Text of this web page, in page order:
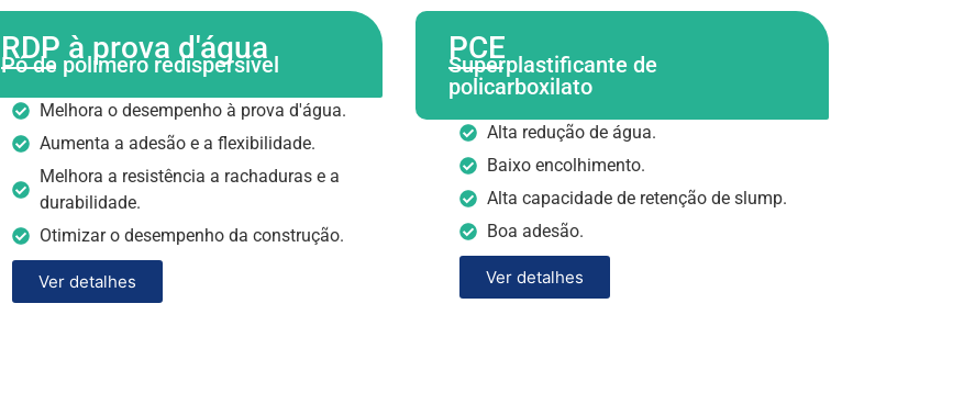
RDP à prova d'água
Pó de polímero redispersível
Melhora o desempenho à prova d'água.
Aumenta a adesão e a flexibilidade.
Melhora a resistência a rachaduras e a
durabilidade.
Otimizar o desempenho da construção.
Ver detalhes
PCE
Superplastificante de
policarboxilato
Alta redução de água.
Baixo encolhimento.
Alta capacidade de retenção de slump.
Boa adesão.
Ver detalhes